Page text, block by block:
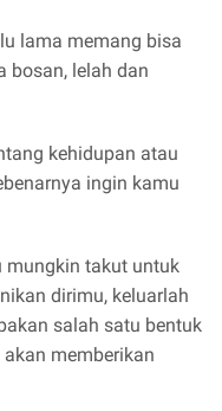
lama memang bisa
bosan, lelah dan
kehidupan atau
ingin kamu
mungkin takut untuk
dirimu, keluarlah
salah satu bentuk
memberikan